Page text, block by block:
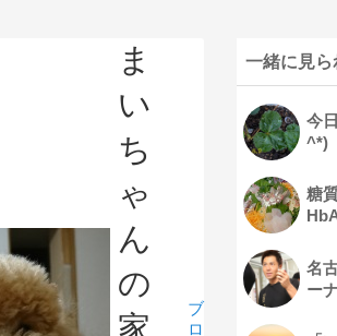
ま
い
ち
ゃ
ん
の
家
ブ
ロ
一緒に見
今
^*)
糖
名
ー